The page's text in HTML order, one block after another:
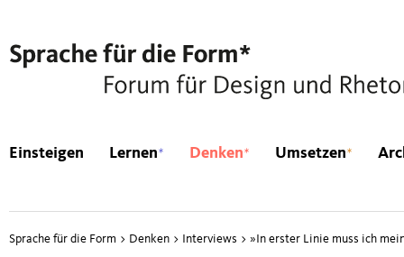
Einsteigen Lernen* Denken* Umsetzen*
Sprache für die Form > Denken > Interviews > » In erster Linie muss ich